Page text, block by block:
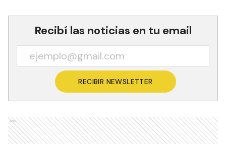
Recibí las noticias en tu email
RECIBIR NEWSLETTER
Ads